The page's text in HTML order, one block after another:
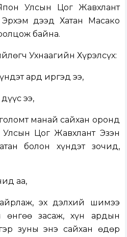
Улсын Цог Жавхлант
дээд Хатан Масако
байна.
Ухнаагийн Хүрэлсүх:
ард иргэд ээ,
ээ,
манай сайхан оронд
Цог Жавхлант Эзэн
болон хүндэт зочид,
аа,
эх дэлхий шимээ
өнгөө засаж, хүн ардын
зуны энэ сайхан өдөр